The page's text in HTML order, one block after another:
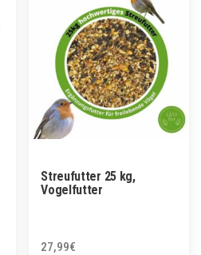
Streufutter 25 kg,
Vogelfutter
27,99€